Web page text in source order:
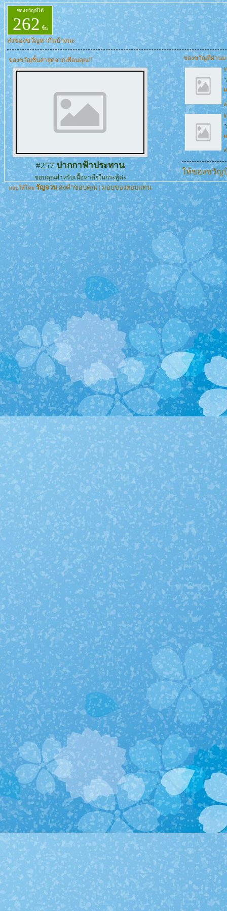
ของขวัญที่ได้
262 ชิ้น
ส่งของขวัญหากันบ้างนะ
ของขวัญชิ้นล่าสุดจากเพื่อนคุณ!!
#257 ปากกาฟ้าประทาน
ขอบคุณสำหรับเนื้อหาดีๆในกระทู้ค่ะ
มอบให้โดย รัญจวน ส่งคำขอบคุณ|มอบของตอบแทน
ของขวัญที่ผ่านม
ให้ของขวัญ